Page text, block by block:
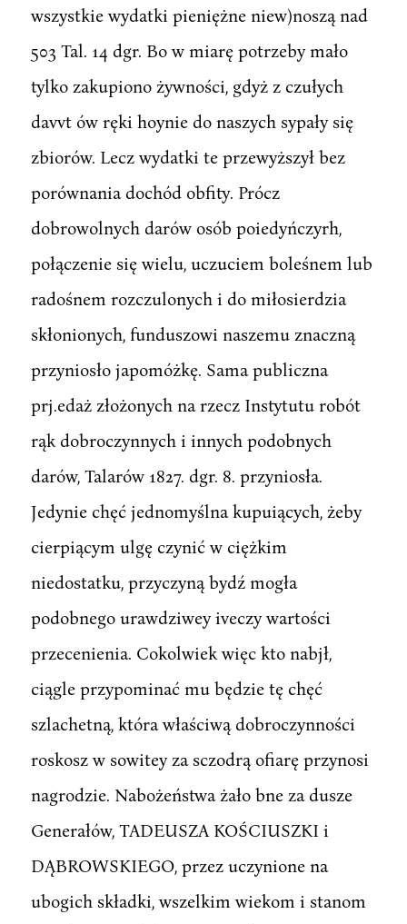
wszystkie wydatki pieniężne niew)noszą nad
503 Tal. 14 dgr. Bo w miarę potrzeby mało
tylko zakupiono żywności, gdyż z czułych
davvt ów ręki hoynie do naszych sypały się
zbiorów. Lecz wydatki te przewyższył bez
porównania dochód obfity. Prócz
dobrowolnych darów osób poiedyńczyrh,
połączenie się wielu, uczuciem boleśnem lub
radośnem rozczulonych i do miłosierdzia
skłonionych, funduszowi naszemu znaczną
przyniosło japomóżkę. Sama publiczna
prj.edaż złożonych na rzecz Instytutu robót
rąk dobroczynnych i innych podobnych
darów, Talarów 1827. dgr. 8. przyniosła.
Jedynie chęć jednomyślna kupuiących, żeby
cierpiącym ulgę czynić w ciężkim
niedostatku, przyczyną bydź mogła
podobnego urawdziwey iveczy wartości
przecenienia. Cokolwiek więc kto nabjł,
ciągle przypominać mu będzie tę chęć
szlachetną, która właściwą dobroczynności
roskosz w sowitey za sczodrą ofiarę przynosi
nagrodzie. Nabożeństwa żało bne za dusze
Generałów, TADEUSZA KOŚCIUSZKI i
DĄBROWSKIEGO, przez uczynione na
ubogich składki, wszelkim wiekom i stanom